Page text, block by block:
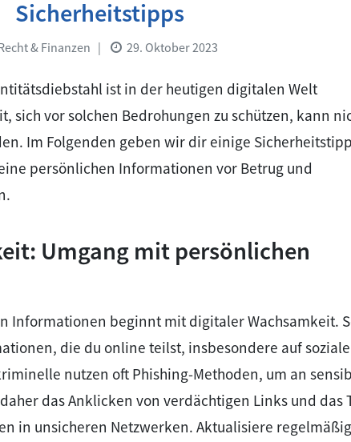
Sicherheitstipps
& Finanzen | 29. Oktober 2023
ist in der heutigen digitalen Welt
sich vor solchen Bedrohungen zu schützen, kann
Im Folgenden geben wir dir einige
persönlichen Informationen vor Betrug und
Umgang mit persönlichen
Informationen beginnt mit digitaler Wachsamkeit.
die du online teilst, insbesondere auf
nutzen oft Phishing-Methoden, um an
das Anklicken von verdächtigen Links und das
in unsicheren Netzwerken. Aktualisiere